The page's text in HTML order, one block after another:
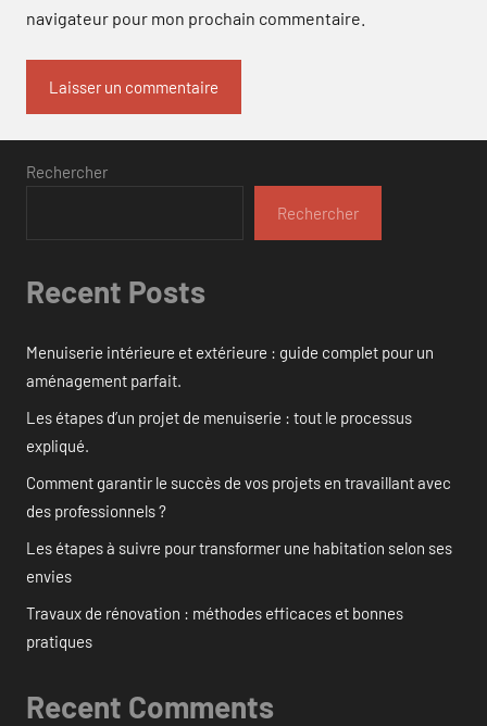
navigateur pour mon prochain commentaire.
Rechercher
Rechercher
Recent Posts
Menuiserie intérieure et extérieure : guide complet pour un
aménagement parfait.
Les étapes d’un projet de menuiserie : tout le processus
expliqué.
Comment garantir le succès de vos projets en travaillant avec
des professionnels ?
Les étapes à suivre pour transformer une habitation selon ses
envies
Travaux de rénovation : méthodes efficaces et bonnes
pratiques
Recent Comments